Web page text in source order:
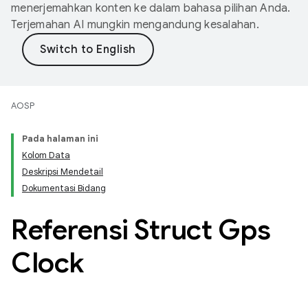
menerjemahkan konten ke dalam bahasa pilihan Anda.
Terjemahan AI mungkin mengandung kesalahan.
AOSP
Pada halaman ini
Kolom Data
Deskripsi Mendetail
Dokumentasi Bidang
Referensi Struct Gps
Clock